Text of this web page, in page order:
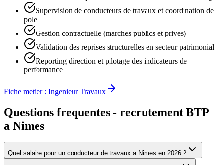
Supervision de conducteurs de travaux et coordination de
pole
Gestion contractuelle (marches publics et prives)
Validation des reprises structurelles en secteur patrimonial
Reporting direction et pilotage des indicateurs de
performance
Fiche metier : Ingenieur Travaux
Questions frequentes - recrutement BTP
a Nimes
Quel salaire pour un conducteur de travaux a Nimes en 2026 ?